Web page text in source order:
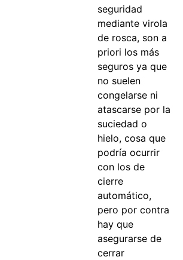
seguridad
mediante virola
de rosca, son a
priori los más
seguros ya que
no suelen
congelarse ni
atascarse por la
suciedad o
hielo, cosa que
podría ocurrir
con los de
cierre
automático,
pero por contra
hay que
asegurarse de
cerrar